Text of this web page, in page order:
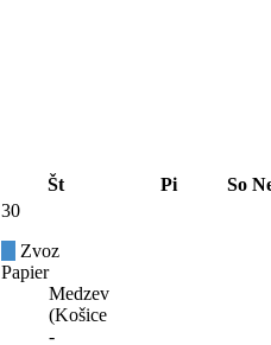
Št Pi So
30
Zvoz
Papier
Medzev
(Košice
-